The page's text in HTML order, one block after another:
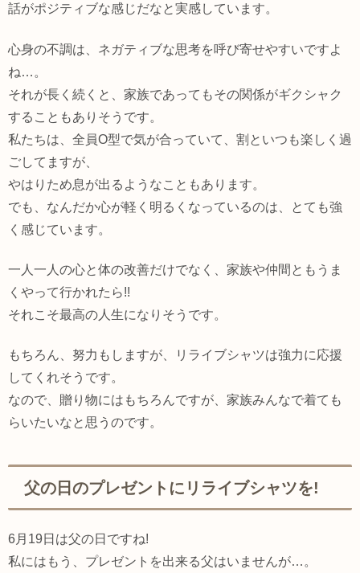
話がポジティブな感じだなと実感しています。
心身の不調は、ネガティブな思考を呼び寄せやすいですよ
ね…。
それが長く続くと、家族であってもその関係がギクシャク
することもありそうです。
私たちは、全員O型で気が合っていて、割といつも楽しく過
ごしてますが、
やはりため息が出るようなこともあります。
でも、なんだか心が軽く明るくなっているのは、とても強
く感じています。
一人一人の心と体の改善だけでなく、家族や仲間ともうま
くやって行かれたら!!
それこそ最高の人生になりそうです。
もちろん、努力もしますが、リライブシャツは強力に応援
してくれそうです。
なので、贈り物にはもちろんですが、家族みんなで着ても
らいたいなと思うのです。
父の日のプレゼントにリライブシャツを!
6月19日は父の日ですね!
私にはもう、プレゼントを出来る父はいませんが…。